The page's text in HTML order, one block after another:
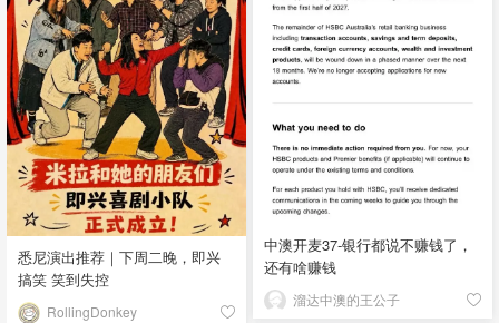
中澳开麦37-银行都说不赚钱了，
还有啥赚钱
溜达中澳的王公子
悉尼演出推荐｜下周二晚，即兴
搞笑 笑到失控
RollingDonkey